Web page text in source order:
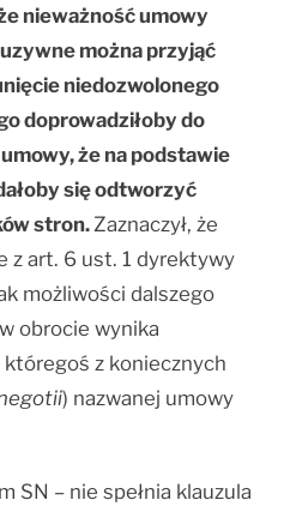
nieważność umowy
można przyjąć
niedozwolonego
doprowadziłoby do
że na podstawie
się odtworzyć
stron.Zaznaczył, że
z art. 6 ust. 1 dyrektywy
możliwości dalszego
obrocie wynika
któregoś z koniecznych
) nazwanej umowy
SN – nie spełnia klauzula